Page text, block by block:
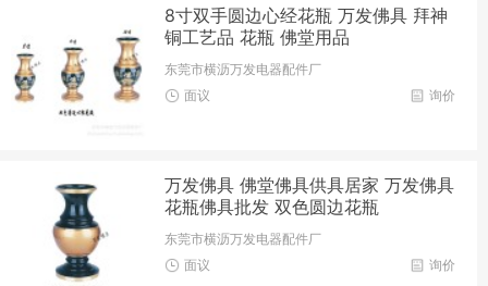
8寸双手圆边心经花瓶 万发佛具 拜神
铜工艺品 花瓶 佛堂用品
东莞市横沥万发电器配件厂
询价
面议
万发佛具 佛堂佛具供具居家 万发佛具
花瓶佛具批发 双色圆边花瓶
东莞市横沥万发电器配件厂
询价
面议